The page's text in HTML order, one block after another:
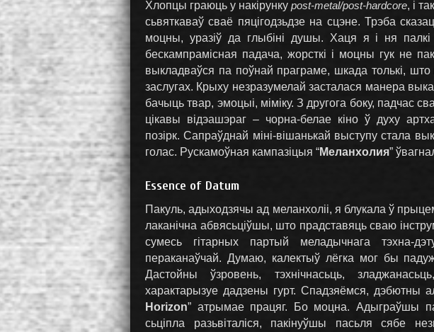
Хлопцы граюць у накірунку post-metal/post-hardcore, і
сьвяткаваў сваё пяцігодзьдзе на сцэне. Трэба
моцны, уразіў да глыбіні душы. Хаця я і ня палкі
бескампрамісная падача, жорсткі і моцны гук не
выкладваўся па поўнай праграме, шкада толькі, што
заслугах. Крыху незразумелай засталася манера
бачыць твар, эмоцыі, міміку. З другога боку, падчас
цікавы відэашэраг – чорна-белае кіно ў духу
позірк. Сапраўднай міні-вішанькай выступу стала
голас. Рускамоўная кампазіцыя “Меланхолия”
Essence оf Datum
Пакуль, адыходзячы ад меланхоліі, я блукала ў
лаканічна абвясьціўшы, што прадставяць сваю
сумесь гітарных партый меладычнага тэхна-
пераканаўчай. Думаю, калектыў лёгка мог бы
Дастойны ўзровень, тэхнічнасьць,
характарызуе дадзены гурт. Спадзяёмся, дэбютны
Horizon” атрымае працяг. Бо моцна. Адыграўшы
сьціпла разьвіталіся, пакінуўшы пасьля сябе